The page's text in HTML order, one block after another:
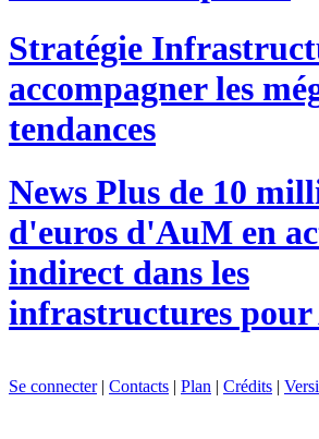
Stratégie
accompagner les
tendances
News Plus de 10
d'euros d'AuM en
indirect dans les
infrastructures pour
Se connecter| Contacts | Plan | Crédits |